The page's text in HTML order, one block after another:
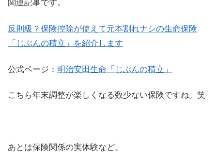
関連記事です。
反則級？保険控除が使えて元本割れナシの生命保険
「じぶんの積立」を紹介します
公式ページ： 明治安田生命「じぶんの積立」
こちら年末調整が楽しくなる数少ない保険ですね。笑
あとは保険関係の実体験など。